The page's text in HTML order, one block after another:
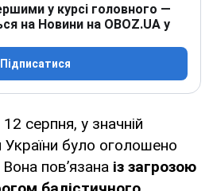
у курсі головного —
на Новини на OBOZ.UA у
Підписатися
серпня, у значній
України було оголошено
повʼязана із загрозою